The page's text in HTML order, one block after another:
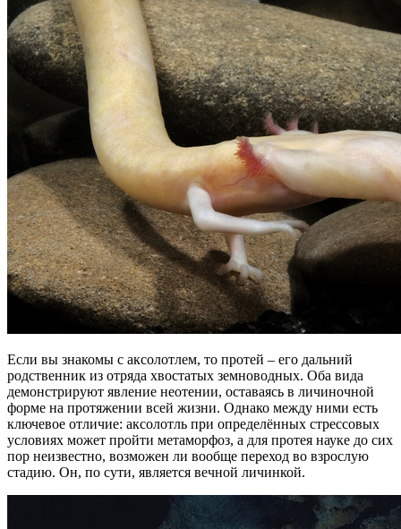
Если вы знакомы с аксолотлем, то протей – его дальний
родственник из отряда хвостатых земноводных. Оба вида
демонстрируют явление неотении, оставаясь в личиночной
форме на протяжении всей жизни. Однако между ними есть
ключевое отличие: аксолотль при определённых стрессовых
условиях может пройти метаморфоз, а для протея науке до сих
пор неизвестно, возможен ли вообще переход во взрослую
стадию. Он, по сути, является вечной личинкой.